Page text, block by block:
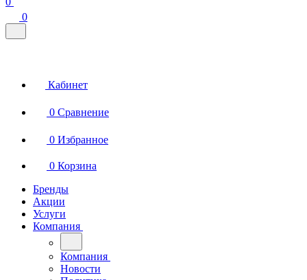
0
Кабинет
0 Сравнение
0 Избранное
0 Корзина
Бренды
Акции
Услуги
Компания
Компания
Новости